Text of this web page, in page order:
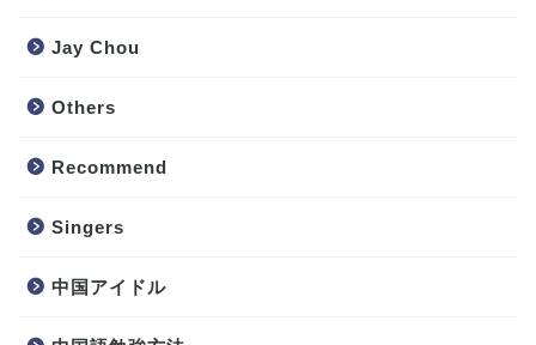
Jay Chou
Others
Recommend
Singers
中国アイドル